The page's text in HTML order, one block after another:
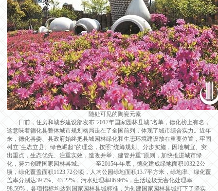
随处可见的陶瓷元素
日前，住房和城乡建设部发布“2017年国家园林县城”名单，德化榜上有名，
这意味着德化县整体城市规划格局走在了全国前列，体现了城市综合实力。近年
来，德化县委、县政府始终把县城园林绿化和生态环境建设放在重要位置，牢固
树立“生态立县、绿色崛起”的理念，按照“统筹规划、分步实施，因地制宜、突
出重点，生态优先、注重实效，造改并举、建管并重”原则，加快推进城市绿
化，努力创建国家园林县城。 至2015年年底，德化建成绿地面积1032.2公
顷，绿化覆盖面积1123.72公顷，人均公园绿地面积13.7平方米，绿地率、绿化覆
盖率分别达39.7%、43.22%，污水处理率86.96%，生活垃圾无害化处理率
98.59%，各项指标均达到国家园林县城标准，为创建国家园林县城打下了坚实